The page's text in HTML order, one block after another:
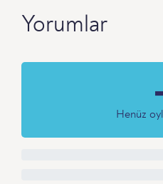
Yorumlar
Henüz